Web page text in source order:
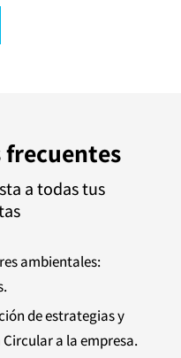
frecuentes
a todas tus
ambientales:
de estrategias y
a la empresa.